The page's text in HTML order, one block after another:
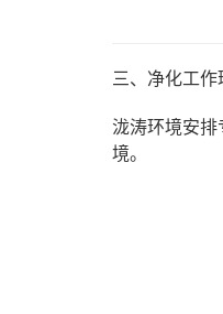
三、净化工作
泷涛环境安
境。